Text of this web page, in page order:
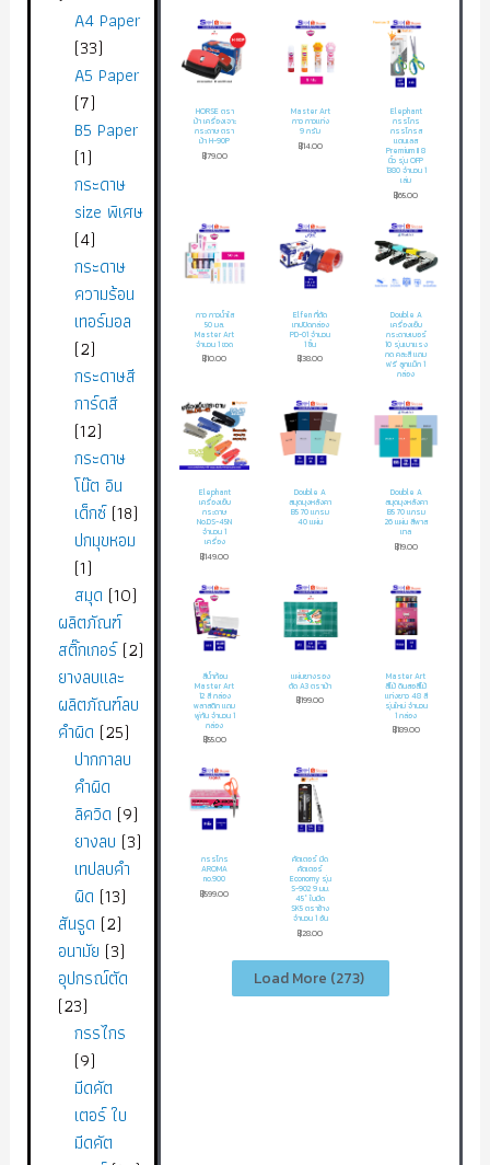
A4 Paper
33
A5 Paper
7
B5 Paper
1
กระดาษ
size พิเศษ
4
กระดาษ
ความร้อน
เทอร์มอล
2
กระดาษสี
การ์ดสี
12
กระดาษ
โน๊ต อิน
เด็กซ์ 18
ปกมุขหอม
1
สมุด 10
ผลิตภัณฑ์
สติ๊กเกอร์ 2
ยางลบและ
ผลิตภัณฑ์ลบ
คำผิด 25
ปากกาลบ
คำผิด
ลิควิด 9
ยางลบ 3
เทปลบคำ
ผิด 13
สันรูด 2
อนามัย 3
อุปกรณ์ตัด
23
กรรไกร
9
มีดคัต
เตอร์ ใบ
มีดคัต
HORSE ตรา
ม้า เครื่องเจาะ
กระดาษ ตรา
ม้า H-90P
฿79.00
Master Art
กาว กาวแท่ง
9 กรัม
฿14.00
Elephant
กรรไกร
กรรไกรส
แตนเลส
Premium II 8
นิ้ว รุ่น OFP
1380 จำนวน 1
เล่ม
฿65.00
กาว กาวน้ำใส
50 มล.
Master Art
จำนวน 1 ขวด
฿10.00
Elfen ที่ตัด
เทปปิดกล่อง
PD-01 จำนวน
1 ชิ้น
฿38.00
Double A
เครื่องเย็บ
กระดาษเบอร์
10 รุ่นเบาแรง
กด คละสี แถม
ฟรี ลูกแม็ก 1
กล่อง
Elephant
เครื่องเย็บ
กระดาษ
No.DS-45N
จำนวน 1
เครื่อง
฿149.00
Double A
สมุดมุงหลังคา
B5 70 แกรม
40 แผ่น
Double A
สมุดมุงหลังคา
B5 70 แกรม
26 แผ่น สีพาส
เทล
฿19.00
สีน้ำก้อน
Master Art
12 สี กล่อง
พลาสติก แถม
พู่กัน จำนวน 1
กล่อง
฿55.00
แผ่นยางรอง
ตัด A3 ตราม้า
฿199.00
Master Art
สีไม้ ดินสอสีไม้
แท่งยาว 48 สี
รุ่นใหม่ จำนวน
1 กล่อง
฿189.00
กรรไกร
AROMA
no.900
฿599.00
คัตเตอร์ มีด
คัตเตอร์
Economy รุ่น
S-902 9 มม.
45° ใบมีด
SK5 ตราช้าง
จำนวน 1 อัน
฿28.00
Load More (273)